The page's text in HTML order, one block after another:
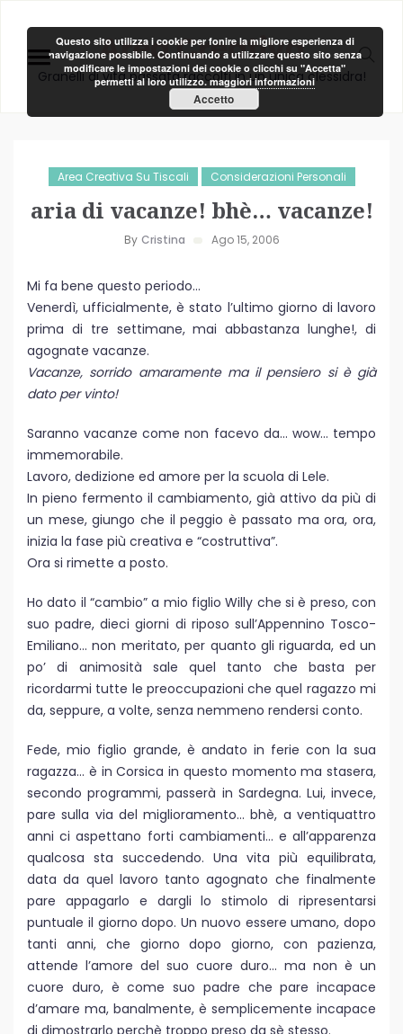
Area Creativa
Granelli di vita passata raccolti in un unica clessidra!
Area Creativa Su Tiscali Considerazioni Personali
aria di vacanze! bhè… vacanze!
By Cristina Ago 15, 2006
Mi fa bene questo periodo…
Venerdì, ufficialmente, è stato l’ultimo giorno di lavoro
prima di tre settimane, mai abbastanza lunghe!, di
agognate vacanze.
Vacanze, sorrido amaramente ma il pensiero si è già
dato per vinto!
Saranno vacanze come non facevo da… wow… tempo
immemorabile.
Lavoro, dedizione ed amore per la scuola di Lele.
In pieno fermento il cambiamento, già attivo da più di
un mese, giungo che il peggio è passato ma ora, ora,
inizia la fase più creativa e “costruttiva”.
Ora si rimette a posto.
Ho dato il “cambio” a mio figlio Willy che si è preso, con
suo padre, dieci giorni di riposo sull’Appennino Tosco-
Emiliano… non meritato, per quanto gli riguarda, ed un
po’ di animosità sale quel tanto che basta per
ricordarmi tutte le preoccupazioni che quel ragazzo mi
da, seppure, a volte, senza nemmeno rendersi conto.
Fede, mio figlio grande, è andato in ferie con la sua
ragazza… è in Corsica in questo momento ma stasera,
secondo programmi, passerà in Sardegna. Lui, invece,
pare sulla via del miglioramento… bhè, a ventiquattro
anni ci aspettano forti cambiamenti… e all’apparenza
qualcosa sta succedendo. Una vita più equilibrata,
data da quel lavoro tanto agognato che finalmente
pare appagarlo e dargli lo stimolo di ripresentarsi
puntuale il giorno dopo. Un nuovo essere umano, dopo
tanti anni, che giorno dopo giorno, con pazienza,
attende l’amore del suo cuore duro… ma non è un
cuore duro, è come suo padre che pare incapace
d’amare ma, banalmente, è semplicemente incapace
di dimostrarlo perchè troppo preso da sè stesso.
Questo sito utilizza i cookie per fonire la migliore esperienza di
navigazione possibile. Continuando a utilizzare questo sito senza
modificare le impostazioni dei cookie o clicchi su "Accetta"
permetti al loro utilizzo.maggiori informazioni
Accetto